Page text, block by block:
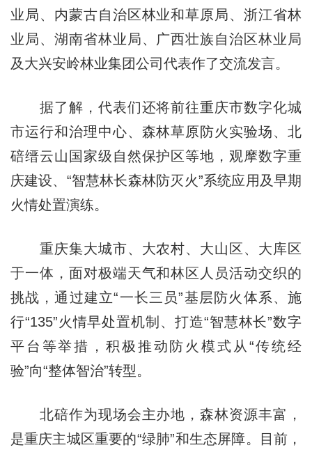
业局、内蒙古自治区林业和草原局、浙江省林
业局、湖南省林业局、广西壮族自治区林业局
及大兴安岭林业集团公司代表作了交流发言。
据了解，代表们还将前往重庆市数字化城
市运行和治理中心、森林草原防火实验场、北
碚缙云山国家级自然保护区等地，观摩数字重
庆建设、“智慧林长森林防灭火”系统应用及早期
火情处置演练。
重庆集大城市、大农村、大山区、大库区
于一体，面对极端天气和林区人员活动交织的
挑战，通过建立“一长三员”基层防火体系、施
行“135”火情早处置机制、打造“智慧林长”数字
平台等举措，积极推动防火模式从“传统经
验”向“整体智治”转型。
北碚作为现场会主办地，森林资源丰富，
是重庆主城区重要的“绿肺”和生态屏障。目前，